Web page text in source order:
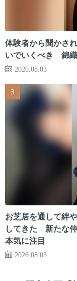
体験者から聞かさ
いでいくべき 錦
2026.08.03
お芝居を通して絆
してきた 新たな
本気に注目
2026.08.03